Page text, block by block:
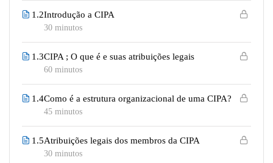
1.2Introdução a CIPA
30 minutos
1.3CIPA ; O que é e suas atribuições legais
60 minutos
1.4Como é a estrutura organizacional de uma CIPA?
45 minutos
1.5Atribuições legais dos membros da CIPA
30 minutos